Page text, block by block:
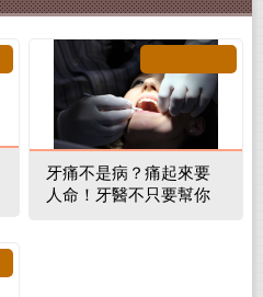
牙痛不是病？痛起來要
人命！牙醫不只要幫你